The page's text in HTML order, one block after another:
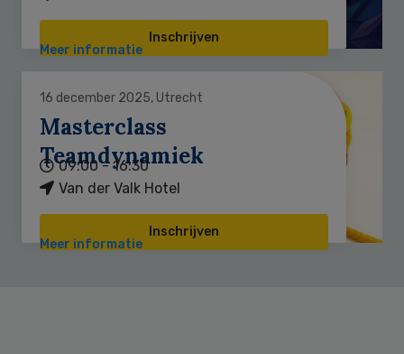
Inschrijven
Meer informatie
16 december 2025, Utrecht
Masterclass
Teamdynamiek
09:00 - 16:30
Van der Valk Hotel
Inschrijven
Meer informatie